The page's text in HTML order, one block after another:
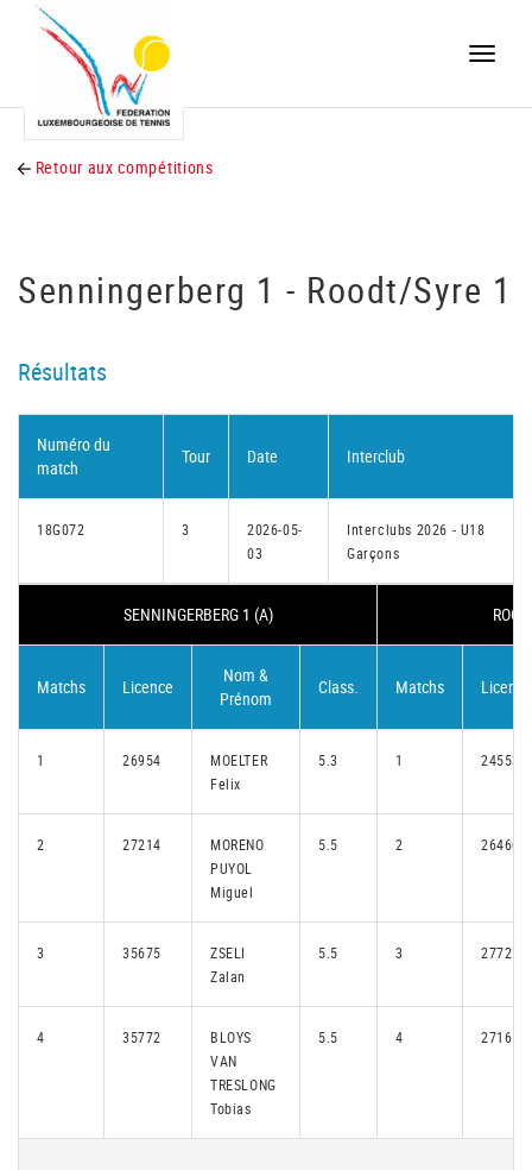
Toggle
Retour aux compétitions
Senningerberg 1 - Roodt/Syre 1
Résultats
Numéro du
match
Tour Date Interclub
18G072 3
2026-05-
03
Interclubs 2026 - U18
Garçons
SENNINGERBERG 1 (A)
Matchs Licence
Nom &
Prénom
Class. Matchs Licence
1 26954
MOELTER
Felix
5.3 1 24553
2 27214
MORENO
PUYOL
Miguel
5.5 2 26460
3 35675
ZSELI
Zalan
5.5 3 27725
4 35772
BLOYS
VAN
TRESLONG
Tobias
5.5 4 27165